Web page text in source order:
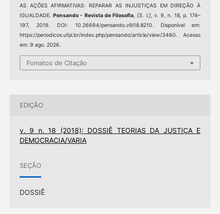
AS AÇÕES AFIRMATIVAS: REPARAR AS INJUSTIÇAS EM DIREÇÃO À
IGUALDADE.Pensando - Revista de Filosofia,[S. l.], v. 9, n. 18, p. 174–
197, 2019. DOI: 10.26694/pensando.v9i18.8210. Disponível em:
https://periodicos.ufpi.br/index.php/pensando/article/view/3460. Acesso
em: 9 ago. 2026.
Fomatos de Citação
EDIÇÃO
v. 9 n. 18 (2018): DOSSIÊ TEORIAS DA JUSTIÇA E
DEMOCRACIA/VARIA
SEÇÃO
DOSSIÊ